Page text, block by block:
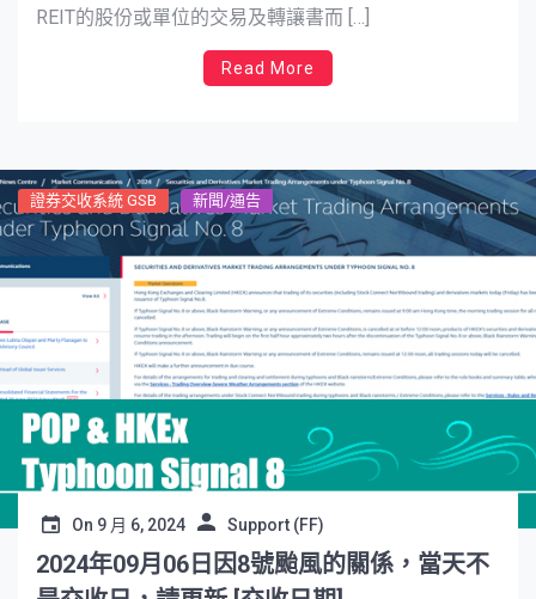
REIT的股份或單位的交易及轉讓書而 […]
Read More
證券交收系統 GSB 新聞/通告
On 9 月 6, 2024 Support (FF)
2024年09月06日因8號颱風的關係，當天不